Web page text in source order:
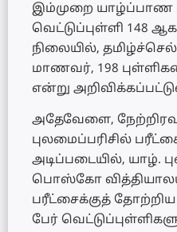
இம்முறை யாழ்ப்பாண
வெட்டுப்புள்ளி 148
நிலையில்,
மாணவர், 198
என்று
அதேவேளை,
புலமைப்பரிசில்
அடிப்படையில், யாழ்.
பொஸ்கோ
பரீட்சைக்குத்
பேர்